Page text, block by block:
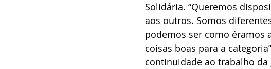
Solidária. “Queremos
aos outros. Somos
podemos ser como éramos
coisas boas para a
continuidade ao trabalho da